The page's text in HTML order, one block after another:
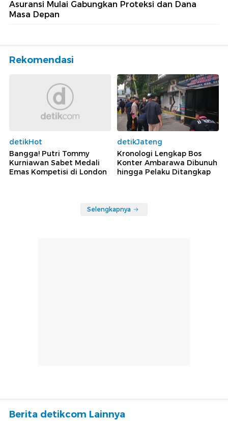
Asuransi Mulai Gabungkan Proteksi dan Dana
Masa Depan
Rekomendasi
detikHot
Bangga! Putri Tommy
Kurniawan Sabet Medali
Emas Kompetisi di London
detikJateng
Kronologi Lengkap Bos
Konter Ambarawa Dibunuh
hingga Pelaku Ditangkap
Selengkapnya
Berita detikcom Lainnya